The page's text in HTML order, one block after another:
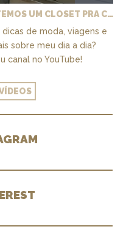
EP. 6: A SAGA DA CASA - TEMOS UM CLOSET PRA CHAMAR DE NOSSO + MARCENARIA E PAISAGISMO
de moda, viagens e
sobre meu dia a dia?
canal no YouTube!